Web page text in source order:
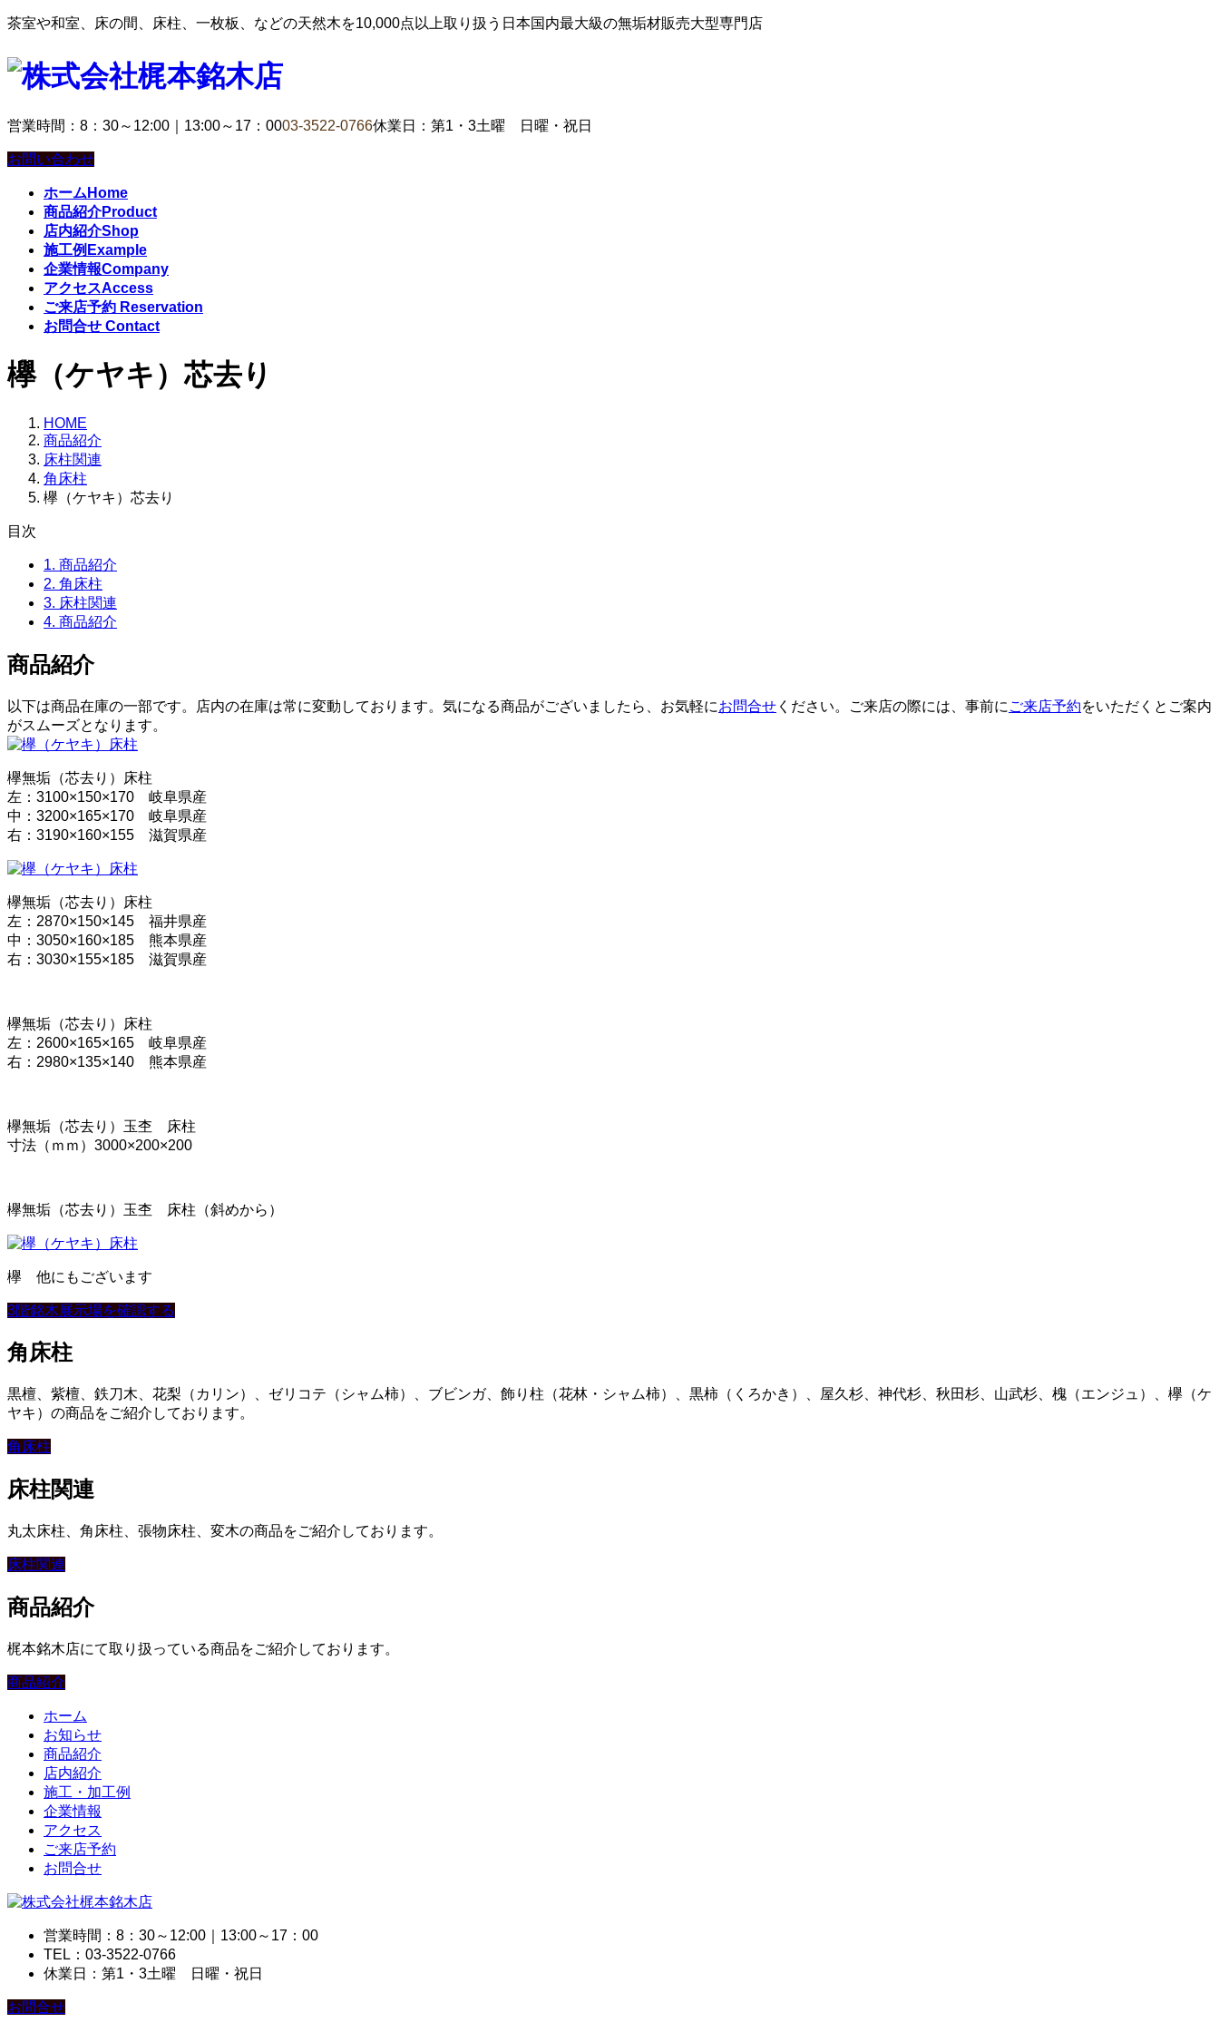
茶室や和室、床の間、床柱、一枚板、などの天然木を10,000点以上取り扱う日本国内最大級の無垢材販売大型専門店
営業時間：8：30～12:00｜13:00～17：0003-3522-0766休業日：第1・3土曜 日曜・祝日
お問い合わせ
ホーム Home
商品紹介Product
店内紹介Shop
施工例 Example
企業情報Company
アクセスAccess
ご来店予約 Reservation
お問合せ Contact
欅（ケヤキ）芯去り
HOME
商品紹介
床柱関連
角床柱
欅（ケヤキ）芯去り
目次
1. 商品紹介
2. 角床柱
3. 床柱関連
4. 商品紹介
商品紹介
以下は商品在庫の一部です。店内の在庫は常に変動しております。気になる商品がございましたら、お気軽にお問合せ ください。ご来店の際には、事前に ご来店予約をいただくとご案内
がスムーズとなります。
欅無垢（芯去り）床柱
左：3100×150×170 岐阜県産
中：3200×165×170 岐阜県産
右：3190×160×155 滋賀県産
欅無垢（芯去り）床柱
左：2870×150×145 福井県産
中：3050×160×185 熊本県産
右：3030×155×185 滋賀県産
欅無垢（芯去り）床柱
左：2600×165×165 岐阜県産
右：2980×135×140 熊本県産
欅無垢（芯去り）玉杢 床柱
寸法（ｍｍ）3000×200×200
欅無垢（芯去り）玉杢 床柱（斜めから）
欅 他にもございます
3階銘木展示場を確認する
角床柱
黒檀、紫檀、鉄刀木、花梨（カリン）、ゼリコテ（シャム柿）、ブビンガ、飾り柱（花林・シャム柿）、黒柿（くろかき）、屋久杉、神代杉、秋田杉、山武杉、槐（エンジュ）、欅（ケ
ヤキ）の商品をご紹介しております。
角床柱
床柱関連
丸太床柱、角床柱、張物床柱、変木の商品をご紹介しております。
床柱関連
商品紹介
梶本銘木店にて取り扱っている商品をご紹介しております。
商品紹介
ホーム
お知らせ
商品紹介
店内紹介
施工・加工例
企業情報
アクセス
ご来店予約
お問合せ
営業時間：8：30～12:00｜13:00～17：00
TEL：03-3522-0766
休業日：第1・3土曜 日曜・祝日
お問合せ